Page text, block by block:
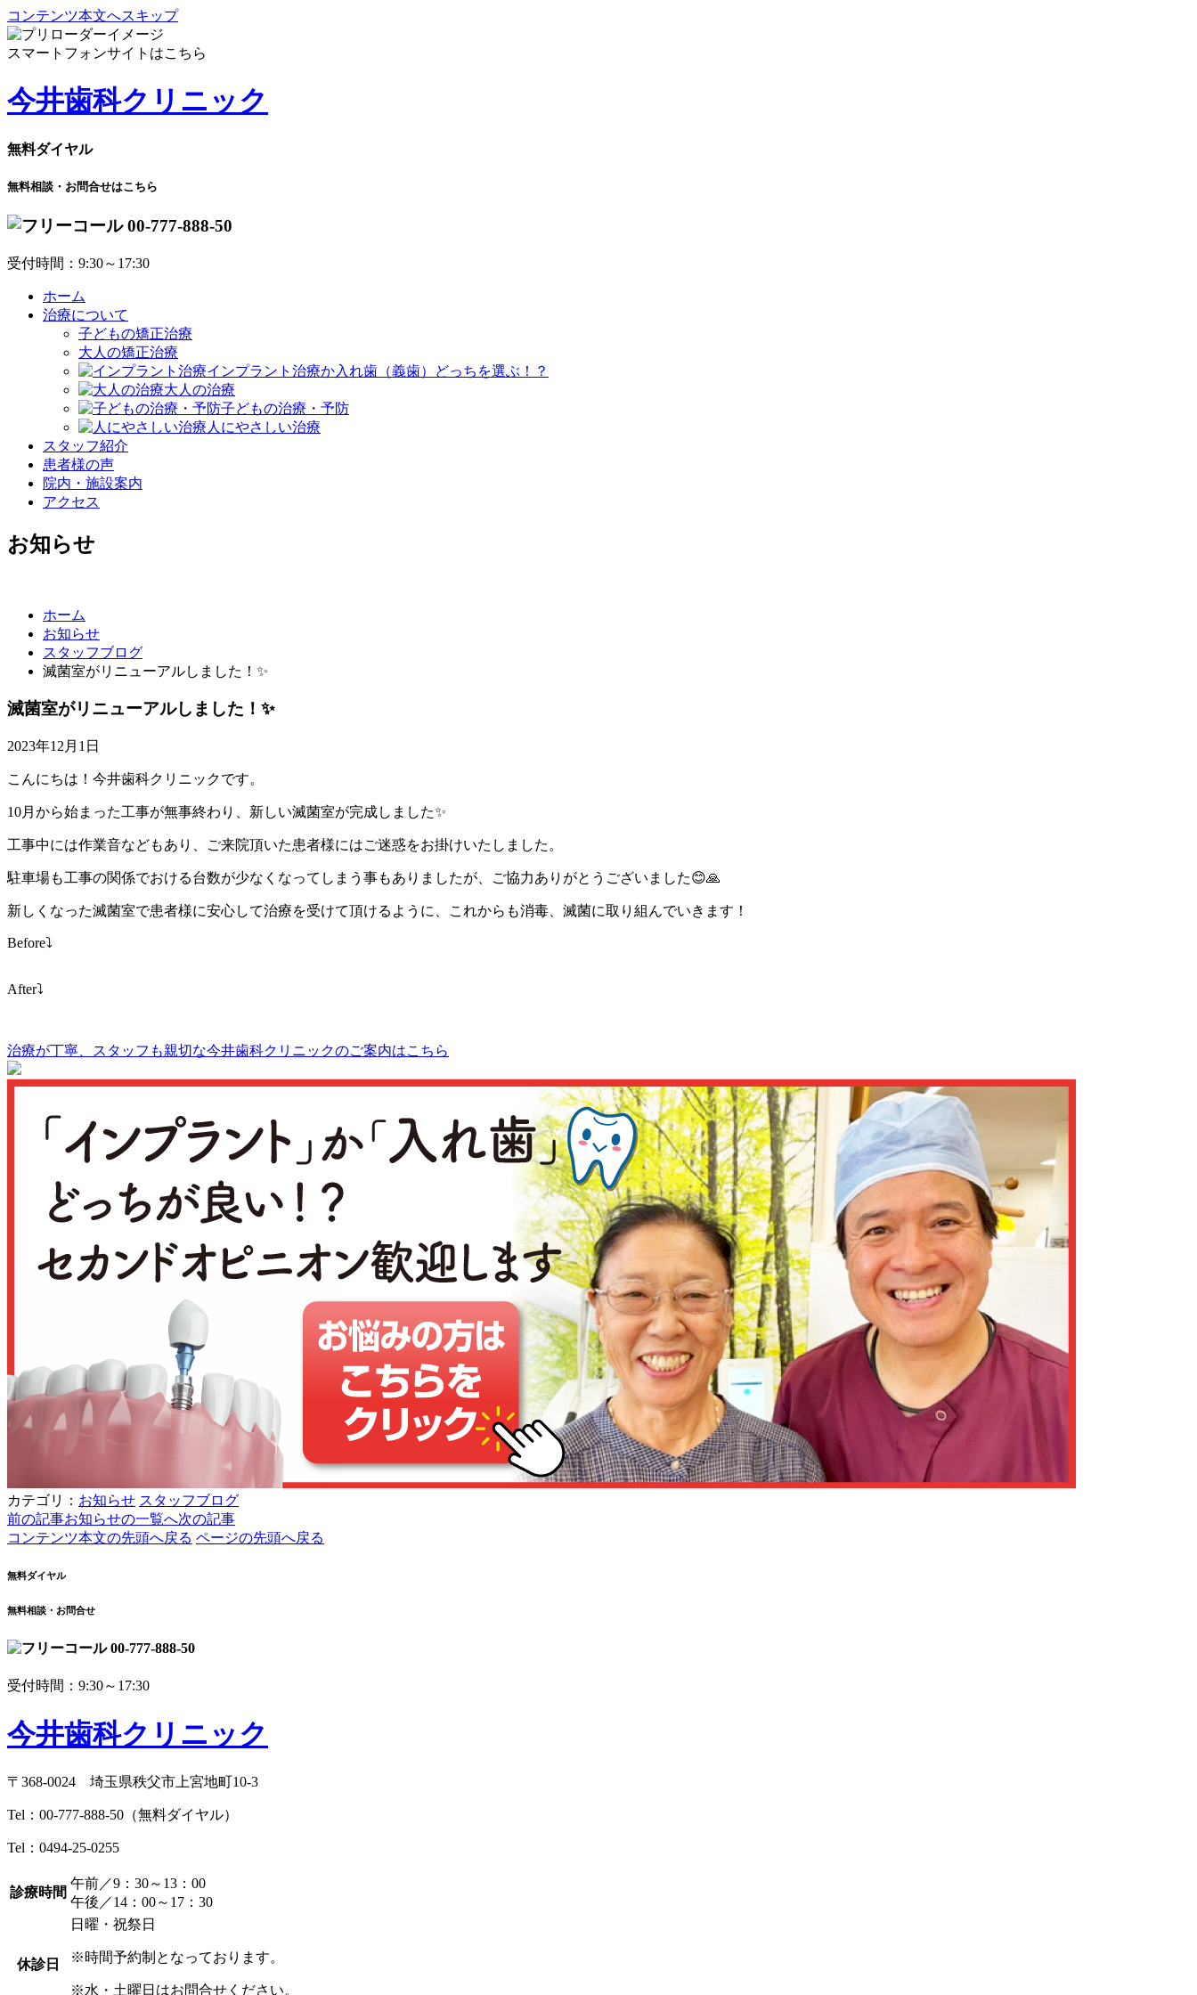
コンテンツ本文へスキップ
スマートフォンサイトはこちら
今井歯科クリニック
無料ダイヤル
無料相談・お問合せはこちら
00-777-888-50
受付時間：9:30～17:30
ホーム
治療について
子どもの矯正治療
大人の矯正治療
インプラント治療か入れ歯（義歯）どっちを選ぶ！？
大人の治療
子どもの治療・予防
人にやさしい治療
スタッフ紹介
患者様の声
院内・施設案内
アクセス
お知らせ
ホーム
お知らせ
スタッフブログ
滅菌室がリニューアルしました！✨
滅菌室がリニューアルしました！✨
2023年12月1日
こんにちは！今井歯科クリニックです。
10月から始まった工事が無事終わり、新しい滅菌室が完成しました✨
工事中には作業音などもあり、ご来院頂いた患者様にはご迷惑をお掛けいたしました。
駐車場も工事の関係でおける台数が少なくなってしまう事もありましたが、ご協力ありがとうございました😊🙏
新しくなった滅菌室で患者様に安心して治療を受けて頂けるように、これからも消毒、滅菌に取り組んでいきます！
Before⤵︎
After⤵︎
治療が丁寧、スタッフも親切な今井歯科クリニックのご案内はこちら
カテゴリ： お知らせ スタッフブログ
前の記事お知らせの一覧へ次の記事
コンテンツ本文の先頭へ戻る ページの先頭へ戻る
無料ダイヤル
無料相談・お問合せ
00-777-888-50
受付時間：9:30～17:30
今井歯科クリニック
〒368-0024 埼玉県秩父市上宮地町10-3
Tel： 00-777-888-50 （無料ダイヤル）
Tel： 0494-25-0255
診療時間
午前／9：30～13：00
午後／14：00～17：30
休診日
日曜・祝祭日
※時間予約制となっております。
※水・土曜日はお問合せください。